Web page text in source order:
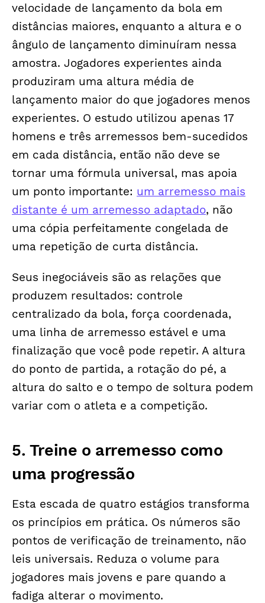
velocidade de lançamento da bola em
distâncias maiores, enquanto a altura e o
ângulo de lançamento diminuíram nessa
amostra. Jogadores experientes ainda
produziram uma altura média de
lançamento maior do que jogadores menos
experientes. O estudo utilizou apenas 17
homens e três arremessos bem-sucedidos
em cada distância, então não deve se
tornar uma fórmula universal, mas apoia
um ponto importante: um arremesso mais
distante é um arremesso adaptado, não
uma cópia perfeitamente congelada de
uma repetição de curta distância.
Seus inegociáveis são as relações que
produzem resultados: controle
centralizado da bola, força coordenada,
uma linha de arremesso estável e uma
finalização que você pode repetir. A altura
do ponto de partida, a rotação do pé, a
altura do salto e o tempo de soltura podem
variar com o atleta e a competição.
5. Treine o arremesso como
uma progressão
Esta escada de quatro estágios transforma
os princípios em prática. Os números são
pontos de verificação de treinamento, não
leis universais. Reduza o volume para
jogadores mais jovens e pare quando a
fadiga alterar o movimento.